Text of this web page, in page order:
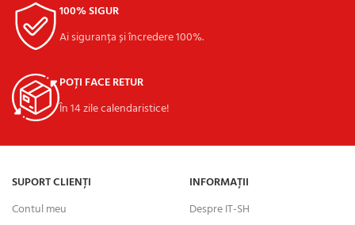
100% SIGUR
Ai siguranța și încredere 100%.
POȚI FACE RETUR
În 14 zile calendaristice!
SUPORT CLIENȚI
Contul meu
INFORMAȚII
Despre IT-SH